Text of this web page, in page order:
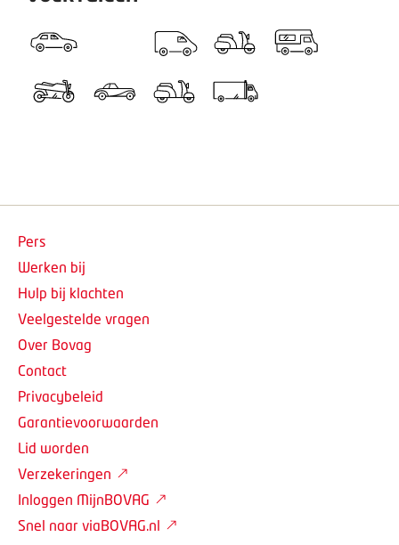
Pers
Werken bij
Hulp bij klachten
Veelgestelde vragen
Over Bovag
Contact
Privacybeleid
Garantievoorwaarden
Lid worden
Verzekeringen
Inloggen MijnBOVAG
Snel naar viaBOVAG.nl